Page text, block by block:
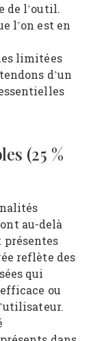
de l’outil.
l’on est en
limitées
d’un
(25 %
au-delà
présentes
reflète des
qui
ou